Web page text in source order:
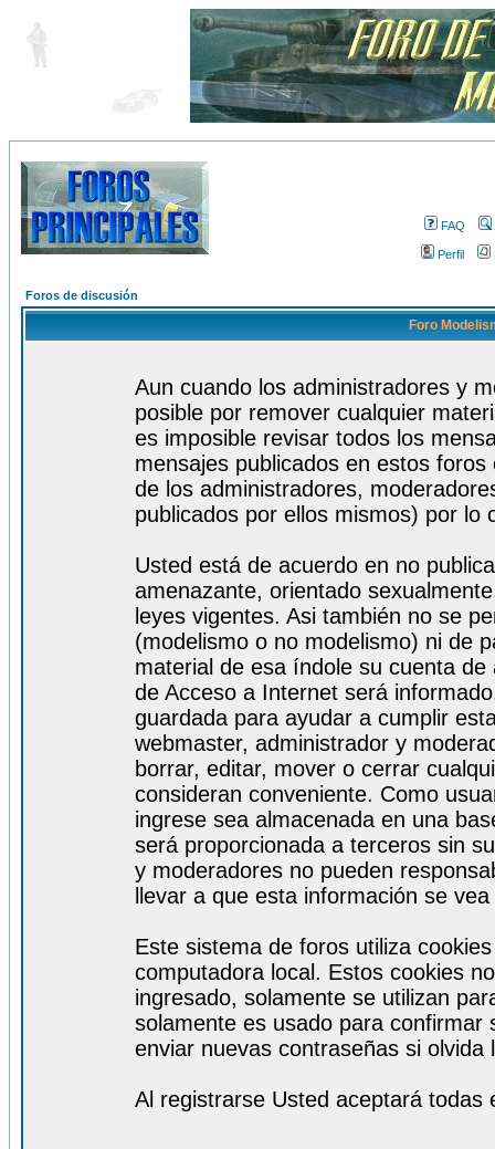
FAQ
Perfil
Foros de discusión
Foro
Aun cuando los administradores y
posible por remover cualquier
es imposible revisar todos los
mensajes publicados en estos
de los administradores,
publicados por ellos mismos) por lo
Usted está de acuerdo en no
amenazante, orientado
leyes vigentes. Asi también no se
(modelismo o no modelismo) ni de
material de esa índole su cuenta
de Acceso a Internet será
guardada para ayudar a cumplir
webmaster, administrador y
borrar, editar, mover o cerrar
consideran conveniente. Como
ingrese sea almacenada en una
será proporcionada a terceros sin
y moderadores no pueden
llevar a que esta información se
Este sistema de foros utiliza
computadora local. Estos cookies
ingresado, solamente se utilizan
solamente es usado para
enviar nuevas contraseñas si olvida
Al registrarse Usted aceptará todas